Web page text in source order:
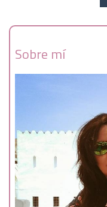
Sobre mí